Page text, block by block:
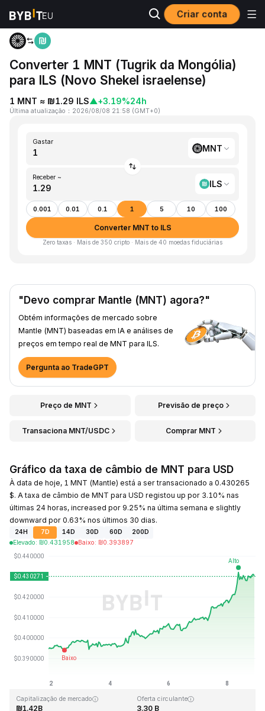
Criar conta
Página inicial
Converter 1 MNT (Tugrik da Mongólia)
para ILS (Novo Shekel israelense)
1 MNT ≈ ₪1.29 ILS▲+3.19%24h
Última atualização ： 2026/08/08 21:58 (GMT+0)
Gastar
MNT
Receber ~
ILS
0.001 0.01 0.1 1 5 10 100
Converter MNT to ILS
Zero taxas · Mais de 350 cripto · Mais de 40 moedas fiduciárias
"Devo comprar Mantle (MNT) agora?"
Obtém informações de mercado sobre
Mantle (MNT) baseadas em IA e análises de
preços em tempo real de MNT para ILS.
Pergunta ao TradeGPT
Preço de MNT Previsão de preço
Transaciona MNT/USDC Comprar MNT
Gráfico da taxa de câmbio de MNT para USD
À data de hoje, 1 MNT (Mantle) está a ser transacionado a 0.430265
$. A taxa de câmbio de MNT para USD registou up por 3.10% nas
últimas 24 horas, increased por 9.25% na última semana e slightly
downward por 0.63% nos últimos 30 dias.
24H 7D 14D 30D 60D
200D
Elevado: ₪0.431958 Baixo: ₪0.393897
Última atualização: 2026-08-08, 21:58 GMT+0
₪0.307978
Capitalização de mercado
₪1.42B
Oferta circulante
3.30 B